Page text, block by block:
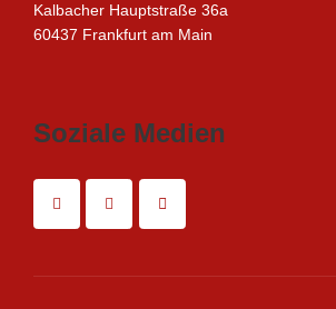
Kalbacher Hauptstraße 36a
60437 Frankfurt am Main
Soziale Medien